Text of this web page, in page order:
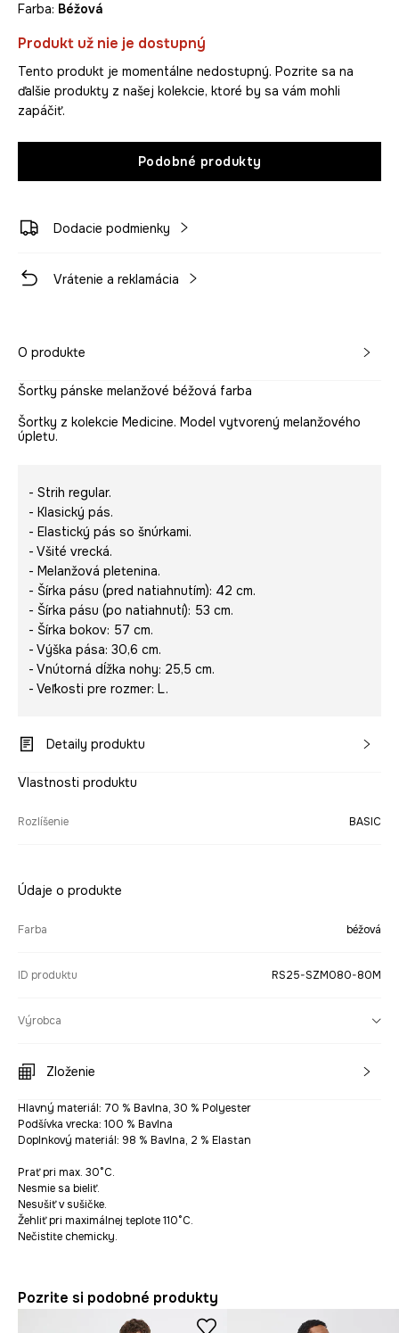
Farba: béžová
Produkt už nie je dostupný
Tento produkt je momentálne nedostupný. Pozrite sa na
ďalšie produkty z našej kolekcie, ktoré by sa vám mohli
zapáčiť.
Podobné produkty
Dodacie podmienky
Vrátenie a reklamácia
O produkte
Šortky pánske melanžové béžová farba
Šortky z kolekcie Medicine. Model vytvorený melanžového
úpletu.
- Strih regular.
- Klasický pás.
- Elastický pás so šnúrkami.
- Všité vrecká.
- Melanžová pletenina.
- Šírka pásu (pred natiahnutím): 42 cm.
- Šírka pásu (po natiahnutí): 53 cm.
- Šírka bokov: 57 cm.
- Výška pása: 30,6 cm.
- Vnútorná dĺžka nohy: 25,5 cm.
- Veľkosti pre rozmer: L.
Detaily produktu
Vlastnosti produktu
Rozlíšenie BASIC
Údaje o produkte
Farba béžová
ID produktu RS25-SZM080-80M
Výrobca
Zloženie
Hlavný materiál: 70 % Bavlna, 30 % Polyester
Podšívka vrecka: 100 % Bavlna
Doplnkový materiál: 98 % Bavlna, 2 % Elastan
Prať pri max. 30°C.
Nesmie sa bieliť.
Nesušiť v sušičke.
Žehliť pri maximálnej teplote 110°C.
Nečistite chemicky.
Pozrite si podobné produkty